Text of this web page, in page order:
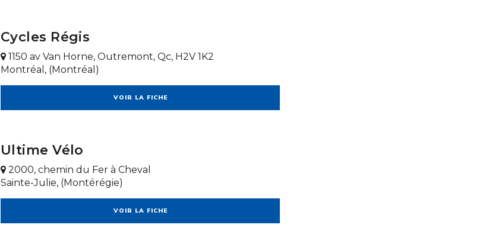
Cycles Régis
1150 av Van Horne, Outremont, Qc, H2V 1K2
Montréal, (Montréal)
VOIR LA FICHE
Ultime Vélo
2000, chemin du Fer à Cheval
Sainte-Julie, (Montérégie)
VOIR LA FICHE